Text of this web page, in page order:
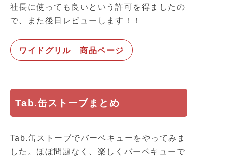
社長に使っても良いという許可を得ましたの
で、また後日レビューします！！
ワイドグリル 商品ページ
Tab.缶ストーブまとめ
Tab.缶ストーブでバーベキューをやってみま
した。ほぼ問題なく、楽しくバーベキューで